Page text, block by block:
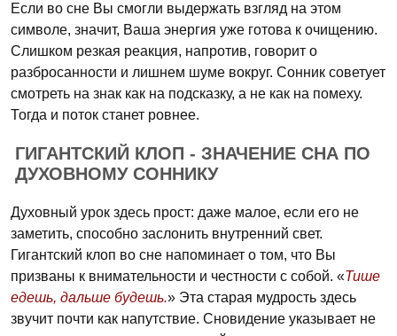
Если во сне Вы смогли выдержать взгляд на этом
символе, значит, Ваша энергия уже готова к очищению.
Слишком резкая реакция, напротив, говорит о
разбросанности и лишнем шуме вокруг. Сонник советует
смотреть на знак как на подсказку, а не как на помеху.
Тогда и поток станет ровнее.
ГИГАНТСКИЙ КЛОП - ЗНАЧЕНИЕ СНА ПО
ДУХОВНОМУ СОННИКУ
Духовный урок здесь прост: даже малое, если его не
заметить, способно заслонить внутренний свет.
Гигантский клоп во сне напоминает о том, что Вы
призваны к внимательности и честности с собой. «Тише
едешь, дальше будешь.» Эта старая мудрость здесь
звучит почти как напутствие. Сновидение указывает не